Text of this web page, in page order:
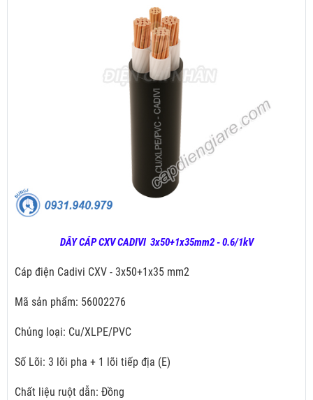
DÂY CÁP CXV CADIVI 3x50+1x35mm2 - 0.6/1kV
Cáp điện Cadivi CXV - 3x50+1x35 mm2
Mã sản phẩm: 56002276
Chủng loại: Cu/XLPE/PVC
Số Lõi: 3 lõi pha + 1 lõi tiếp địa (E)
Chất liệu ruột dẫn: Đồng